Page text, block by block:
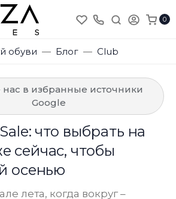
0
обуви Блог Club
нас в избранные источники
Google
что выбрать на
сейчас, чтобы
осенью
лета, когда вокруг –